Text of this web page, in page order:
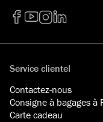
Service clientel
Contactez-nous
Consigne à bagages à
Carte cadeau